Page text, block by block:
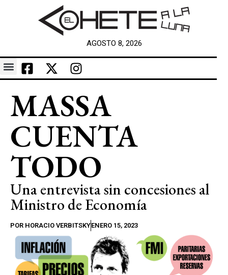
AGOSTO 8, 2026
MASSA
CUENTA
TODO
Una entrevista sin concesiones al
Ministro de Economía
POR HORACIO VERBITSKYENERO 15, 2023